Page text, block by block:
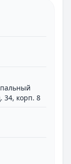
34, корп. 8